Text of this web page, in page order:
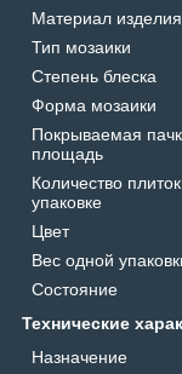
Материал изделия
Тип мозаики
Степень блеска
Форма мозаики
Покрываемая
площадь
Количество
упаковке
Цвет
Вес одной
Состояние
Технические
Назначение